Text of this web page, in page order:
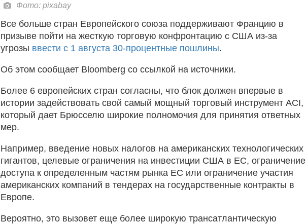
Фото: pixabay
Все больше стран Европейского союза поддерживают Францию в
призыве пойти на жесткую торговую конфронтацию с США из-за
угрозы ввести с 1 августа 30-процентные пошлины.
Об этом сообщает Bloomberg со ссылкой на источники.
Более 6 европейских стран согласны, что блок должен впервые в
истории задействовать свой самый мощный торговый инструмент ACI,
который дает Брюсселю широкие полномочия для принятия ответных
мер.
Например, введение новых налогов на американских технологических
гигантов, целевые ограничения на инвестиции США в ЕС, ограничение
доступа к определенным частям рынка ЕС или ограничение участия
американских компаний в тендерах на государственные контракты в
Европе.
Вероятно, это вызовет еще более широкую трансатлантическую